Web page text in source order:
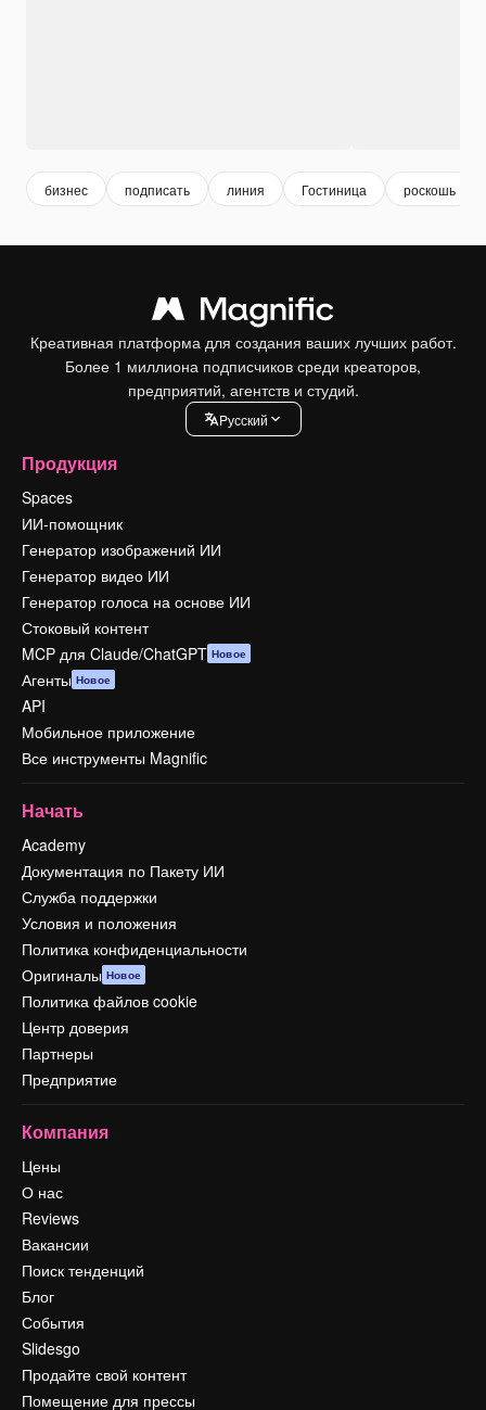
бизнес подписать линия Гостиница роскошь
Креативная платформа для создания ваших лучших работ.
Более 1 миллиона подписчиков среди креаторов,
предприятий, агентств и студий.
Pусский
Продукция
Spaces
ИИ-помощник
Генератор изображений ИИ
Генератор видео ИИ
Генератор голоса на основе ИИ
Стоковый контент
MCP для Claude/ChatGPT Новое
Агенты Новое
API
Мобильное приложение
Все инструменты Magnific
Начать
Academy
Документация по Пакету ИИ
Служба поддержки
Условия и положения
Политика конфиденциальности
Оригиналы Новое
Политика файлов cookie
Центр доверия
Партнеры
Предприятие
Компания
Цены
О нас
Reviews
Вакансии
Поиск тенденций
Блог
События
Slidesgo
Продайте свой контент
Помещение для прессы